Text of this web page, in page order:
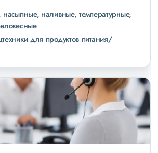
насыпные, наливные, температурные,
для продуктов питания/